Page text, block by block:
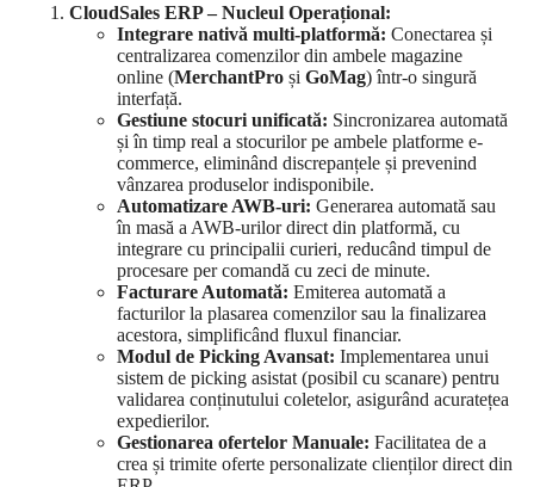
CloudSales ERP – Nucleul Operațional:
Integrare nativă multi-platformă: Conectarea și
centralizarea comenzilor din ambele magazine
online (MerchantPro și GoMag) într-o singură
interfață.
Gestiune stocuri unificată: Sincronizarea automată
și în timp real a stocurilor pe ambele platforme e-
commerce, eliminând discrepanțele și prevenind
vânzarea produselor indisponibile.
Automatizare AWB-uri: Generarea automată sau
în masă a AWB-urilor direct din platformă, cu
integrare cu principalii curieri, reducând timpul de
procesare per comandă cu zeci de minute.
Facturare Automată: Emiterea automată a
facturilor la plasarea comenzilor sau la finalizarea
acestora, simplificând fluxul financiar.
Modul de Picking Avansat: Implementarea unui
sistem de picking asistat (posibil cu scanare) pentru
validarea conținutului coletelor, asigurând acuratețea
expedierilor.
Gestionarea ofertelor Manuale: Facilitatea de a
crea și trimite oferte personalizate clienților direct din